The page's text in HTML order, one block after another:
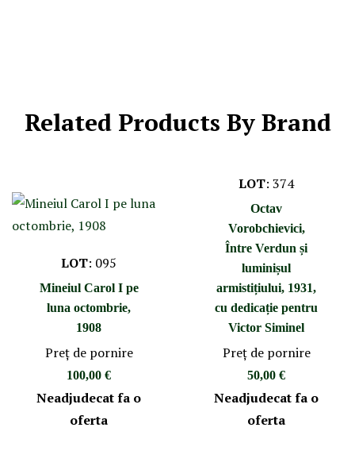
Related Products By Brand
LOT: 095
Mineiul Carol I pe
luna octombrie,
1908
Preţ de pornire
100,00 €
Neadjudecat fa o
oferta
LOT: 374
Octav
Vorobchievici,
Între Verdun și
luminișul
armistițiului, 1931,
cu dedicație pentru
Victor Siminel
Preţ de pornire
50,00 €
Neadjudecat fa o
oferta